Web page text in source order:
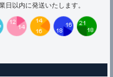
日以内に発送いたします。